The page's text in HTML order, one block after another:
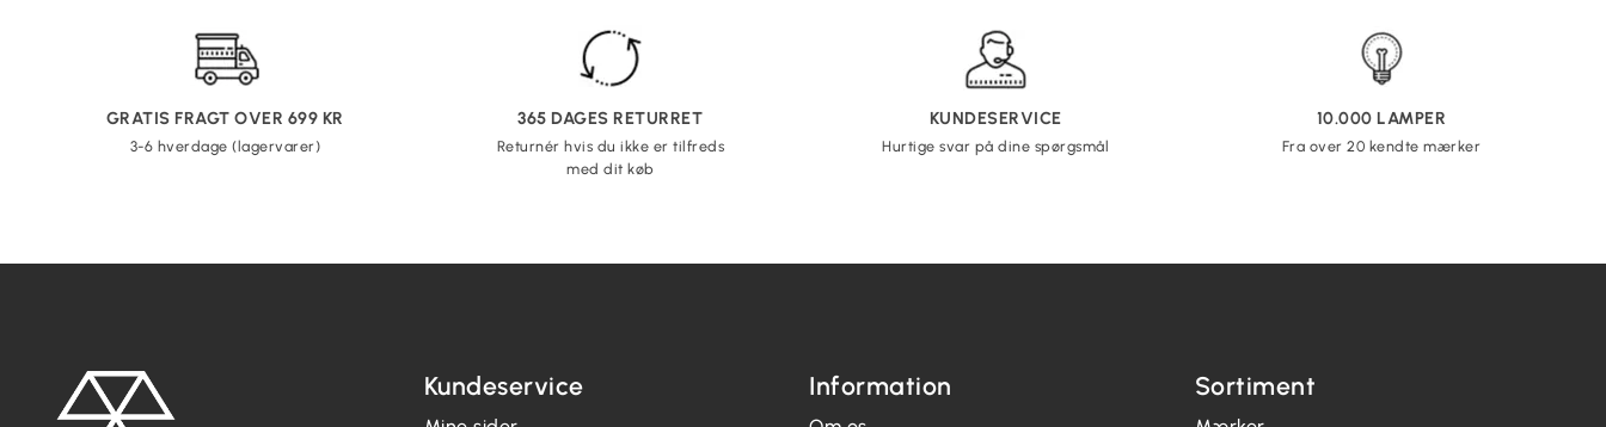
GRATIS FRAGT OVER 699 KR
3-6 hverdage (lagervarer)
365 DAGES RETURRET
Returnér hvis du ikke er tilfreds
med dit køb
KUNDESERVICE
Hurtige svar på dine spørgsmål
10.000 LAMPER
Fra over 20 kendte mærker
Kundeservice Information Sortiment